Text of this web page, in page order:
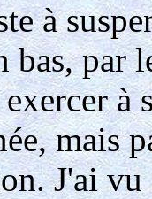
à
bas, par
à
mais
J'ai vu